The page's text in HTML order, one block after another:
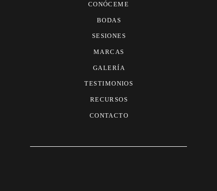
CONÓCEME
BODAS
SESIONES
MARCAS
GALERÍA
TESTIMONIOS
RECURSOS
CONTACTO